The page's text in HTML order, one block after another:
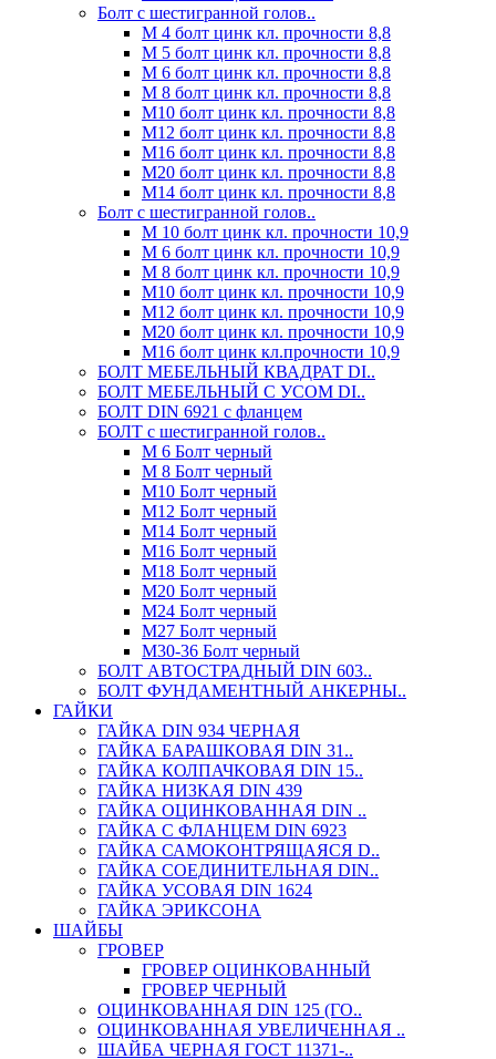
Болт с шестигранной голов..
М 4 болт цинк кл. прочности 8,8
М 5 болт цинк кл. прочности 8,8
М 6 болт цинк кл. прочности 8,8
М 8 болт цинк кл. прочности 8,8
М10 болт цинк кл. прочности 8,8
М12 болт цинк кл. прочности 8,8
М16 болт цинк кл. прочности 8,8
М20 болт цинк кл. прочности 8,8
М14 болт цинк кл. прочности 8,8
Болт с шестигранной голов..
М 10 болт цинк кл. прочности 10,9
М 6 болт цинк кл. прочности 10,9
М 8 болт цинк кл. прочности 10,9
М10 болт цинк кл. прочности 10,9
М12 болт цинк кл. прочности 10,9
М20 болт цинк кл. прочности 10,9
М16 болт цинк кл.прочности 10,9
БОЛТ МЕБЕЛЬНЫЙ КВАДРАТ DI..
БОЛТ МЕБЕЛЬНЫЙ С УСОМ DI..
БОЛТ DIN 6921 c фланцем
БОЛТ с шестигранной голов..
М 6 Болт черный
М 8 Болт черный
М10 Болт черный
М12 Болт черный
М14 Болт черный
М16 Болт черный
М18 Болт черный
М20 Болт черный
М24 Болт черный
М27 Болт черный
М30-36 Болт черный
БОЛТ АВТОСТРАДНЫЙ DIN 603..
БОЛТ ФУНДАМЕНТНЫЙ АНКЕРНЫ..
ГАЙКИ
ГАЙКА DIN 934 ЧЕРНАЯ
ГАЙКА БАРАШКОВАЯ DIN 31..
ГАЙКА КОЛПАЧКОВАЯ DIN 15..
ГАЙКА НИЗКАЯ DIN 439
ГАЙКА ОЦИНКОВАННАЯ DIN ..
ГАЙКА С ФЛАНЦЕМ DIN 6923
ГАЙКА САМОКОНТРЯЩАЯСЯ D..
ГАЙКА СОЕДИНИТЕЛЬНАЯ DIN..
ГАЙКА УСОВАЯ DIN 1624
ГАЙКА ЭРИКСОНА
ШАЙБЫ
ГРОВЕР
ГРОВЕР ОЦИНКОВАННЫЙ
ГРОВЕР ЧЕРНЫЙ
ОЦИНКОВАННАЯ DIN 125 (ГО..
ОЦИНКОВАННАЯ УВЕЛИЧЕННАЯ ..
ШАЙБА ЧЕРНАЯ ГОСТ 11371-..